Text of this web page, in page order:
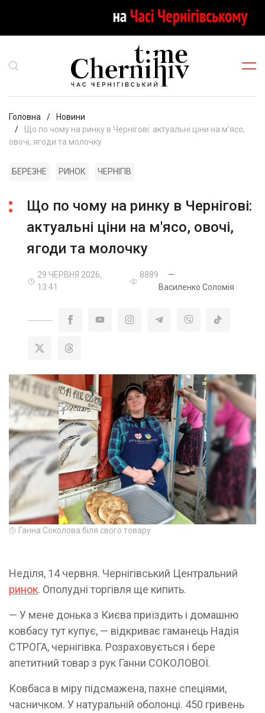
Головна
Новини
Що по чому на ринку в Чернігові: актуальні ціни на м'ясо,
овочі, ягоди та молочку
БЕРЕЗНЕ РИНОК ЧЕРНІГІВ
Що по чому на ринку в Чернігові:
актуальні ціни на м'ясо, овочі,
ягоди та молочку
29 ЧЕРВНЯ 2026,
13:41
8889
—
Василенко Соломія
Ганна Соколова біля свого товару
Неділя, 14 червня. Чернігівський Центральний
ринок. Ополудні торгівля ще кипить.
— У мене донька з Києва приїздить і домашню
ковбасу тут купує, — відкриває гаманець Надія
СТРОГА, чернігівка. Розраховується і бере
апетитний товар з рук Ганни СОКОЛОВОЇ.
Ковбаса в міру підсмажена, пахне спеціями,
часничком. У натуральній оболонці. 450 гривень